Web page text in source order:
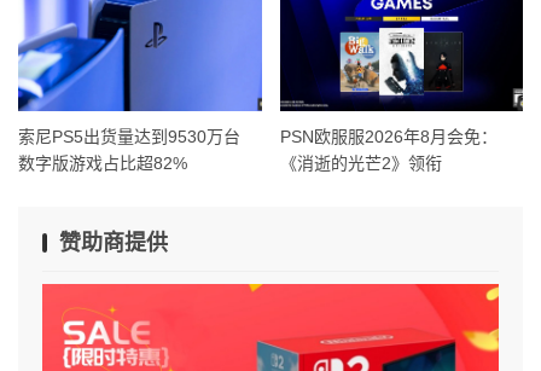
索尼PS5出货量达到9530万台
数字版游戏占比超82%
PSN欧服服2026年8月会免：
《消逝的光芒2》领衔
赞助商提供